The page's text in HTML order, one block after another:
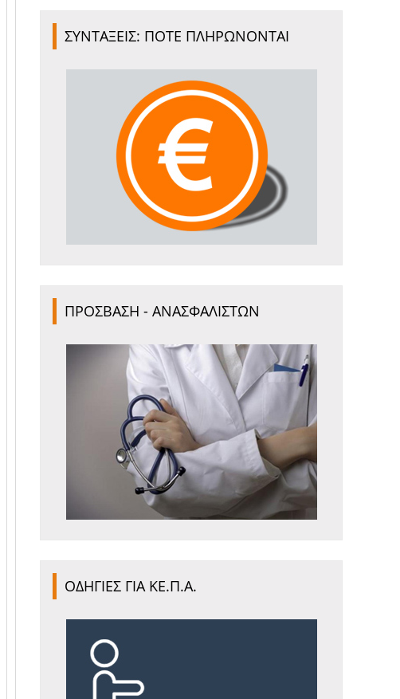
ΣΥΝΤΑΞΕΙΣ: ΠΟΤΕ ΠΛΗΡΩΝΟΝΤΑΙ
ΠΡΟΣΒΑΣΗ - ΑΝΑΣΦΑΛΙΣΤΩΝ
ΟΔΗΓΙΕΣ ΓΙΑ ΚΕ.Π.Α.